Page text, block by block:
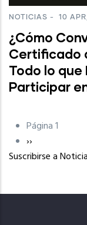
NOTICIAS - 10
¿Cómo
Certificado
Todo lo
Participar
Paginación
Página 1
Siguiente
página
››
Suscribirse a